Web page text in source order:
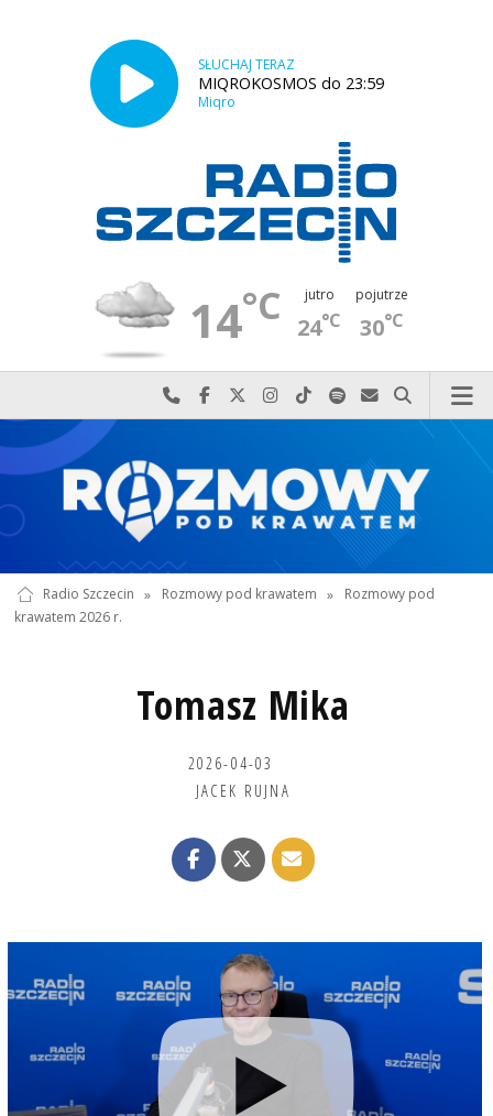
SŁUCHAJ TERAZ
MIQROKOSMOS do 23:59
Miqro
14°C jutro
24°C
pojutrze
30°C
Najlepiej po prostu do nas zadzwoń
Odwiedź nas na Facebook-u
Odwiedź nas na X
Odwiedź nas na Instagram-ie
Odwiedź nas na TikTok-u
Szukaj nas na Spotify
Wyślij do nas
Szukaj
Radio Szczecin » Rozmowy pod krawatem »
Rozmowy pod
krawatem 2026 r.
Tomasz Mika
2026-04-03
JACEK RUJNA